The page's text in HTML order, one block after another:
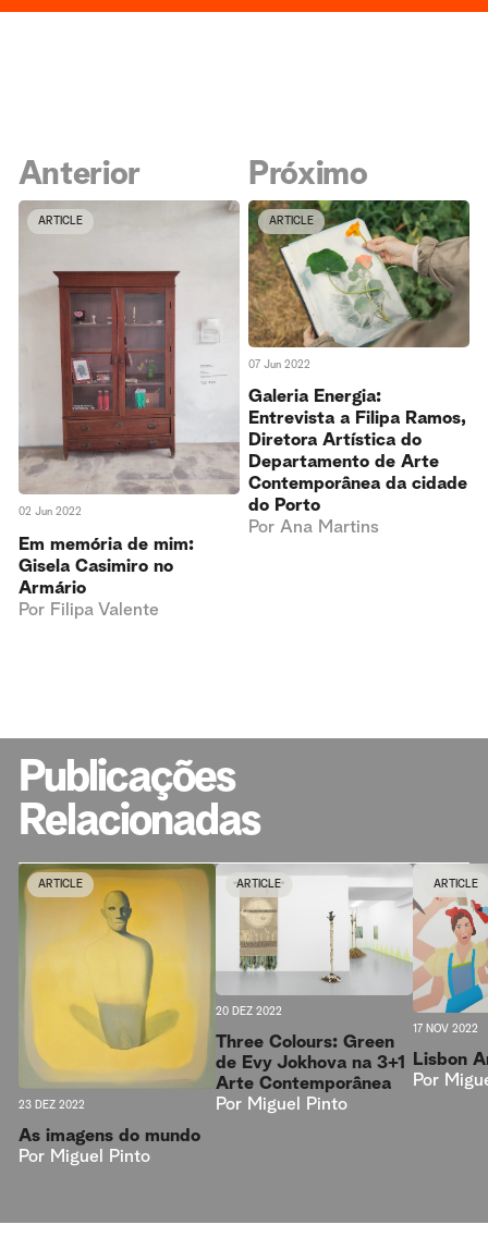
Anterior
ARTICLE
02 Jun 2022
Em memória de mim:
Gisela Casimiro no
Armário
Por Filipa Valente
Próximo
ARTICLE
07 Jun 2022
Galeria Energia:
Entrevista a Filipa Ramos,
Diretora Artística do
Departamento de Arte
Contemporânea da cidade
do Porto
Por Ana Martins
Publicações
Relacionadas
ARTICLE
23 DEZ 2022
As imagens do mundo
Por Miguel Pinto
ARTICLE
20 DEZ 2022
Three Colours: Green
de Evy Jokhova na 3+1
Arte Contemporânea
Por Miguel Pinto
ARTICLE
17 NOV 2022
Lisbon
Por